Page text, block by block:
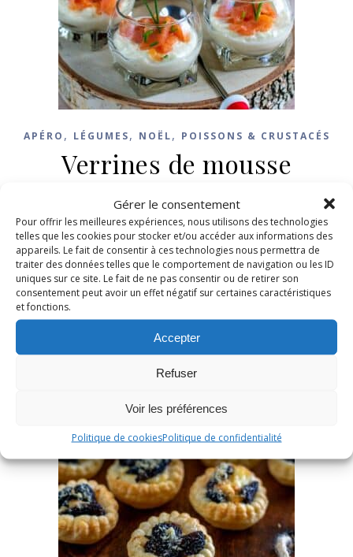
Gérer le consentement
Pour offrir les meilleures expériences, nous utilisons des technologies
telles que les cookies pour stocker et/ou accéder aux informations des
appareils. Le fait de consentir à ces technologies nous permettra de
traiter des données telles que le comportement de navigation ou les ID
uniques sur ce site. Le fait de ne pas consentir ou de retirer son
consentement peut avoir un effet négatif sur certaines caractéristiques
et fonctions.
Accepter
Refuser
Voir les préférences
Politique de cookiesPolitique de confidentialité
APÉRO , LÉGUMES, NOËL, POISSONS & CRUSTACÉS
Verrines de mousse
d’asperges et saumon fumé
16 décembre 2025 / 19 Commentaires
LIRE LA SUITE